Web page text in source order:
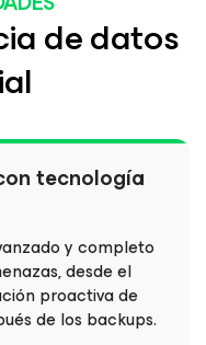
de datos
tecnología
y completo
desde el
proactiva de
de los backups.